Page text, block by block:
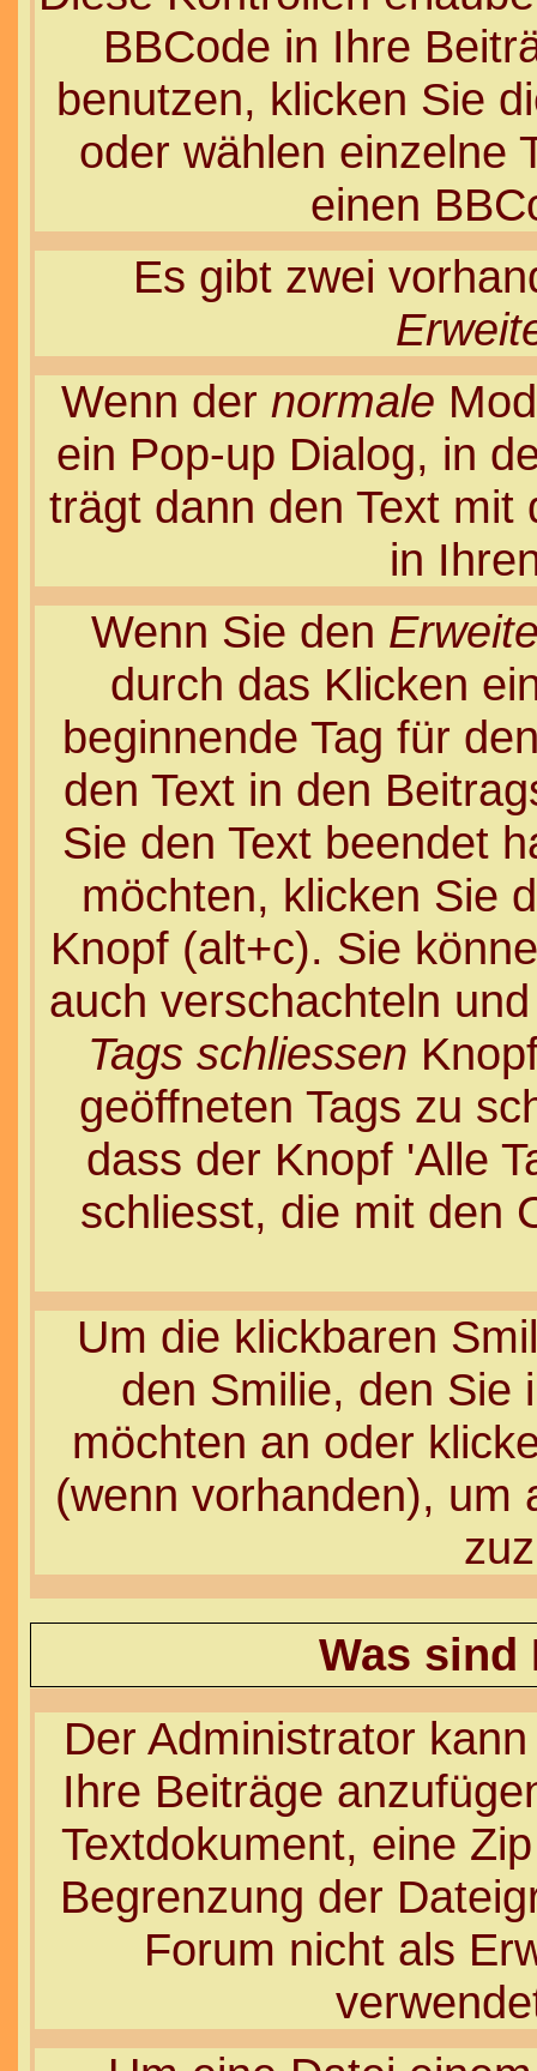
BBCode in Ihre
benutzen, klicken Sie
oder wählen einzelne
einen
Es gibt zwei
Wenn der normale
ein Pop-up Dialog, in
trägt dann den Text mit
in
Wenn Sie den
durch das Klicken
beginnende Tag für
den Text in den
Sie den Text beendet
möchten, klicken Sie
Knopf (alt+c). Sie
auch verschachteln
Tags schliessen
geöffneten Tags zu
dass der Knopf 'Alle
schliesst, die mit den
Um die klickbaren
den Smilie, den Sie
möchten an oder
(wenn vorhanden), um
Was sind
Der Administrator
Ihre Beiträge
Textdokument, eine
Begrenzung der
Forum nicht als